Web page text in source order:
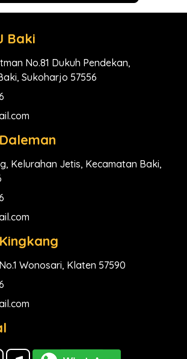
Baki
No.81 Dukuh Pendekan,
Sukoharjo 57556
Kelurahan Jetis, Kecamatan Baki,
Wonosari, Klaten 57590